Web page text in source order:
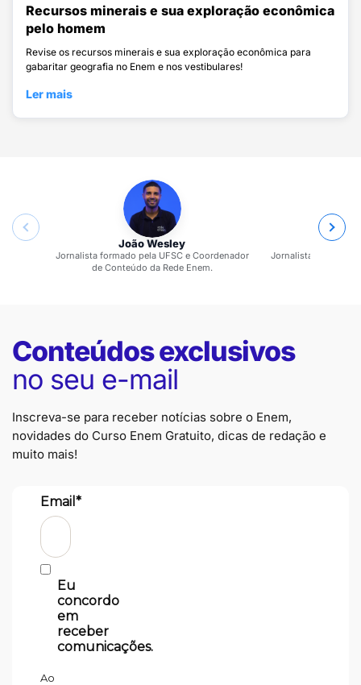
Recursos minerais e sua exploração econômica
pelo homem
Revise os recursos minerais e sua exploração econômica para
gabaritar geografia no Enem e nos vestibulares!
Ler mais
João Wesley
Jornalista formado pela UFSC e Coordenador
de Conteúdo da Rede Enem.
Jornalista formada
Conteúdos exclusivos
no seu e-mail
Inscreva-se para receber notícias sobre o Enem,
novidades do Curso Enem Gratuito, dicas de redação e
muito mais!
Email*
Eu
concordo
em
receber
comunicações.
Ao